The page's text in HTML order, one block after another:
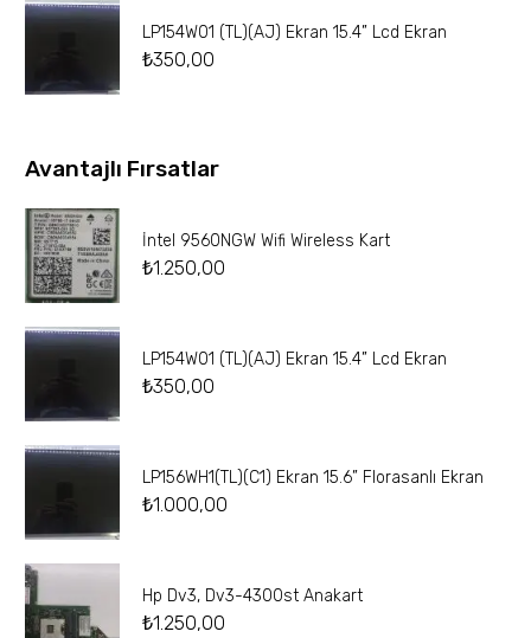
LP154W01 (TL)(AJ) Ekran 15.4” Lcd Ekran
₺350,00
Avantajlı Fırsatlar
İntel 9560NGW Wifi Wireless Kart
₺1.250,00
LP154W01 (TL)(AJ) Ekran 15.4” Lcd Ekran
₺350,00
LP156WH1(TL)(C1) Ekran 15.6” Florasanlı Ekran
₺1.000,00
Hp Dv3, Dv3-4300st Anakart
₺1.250,00